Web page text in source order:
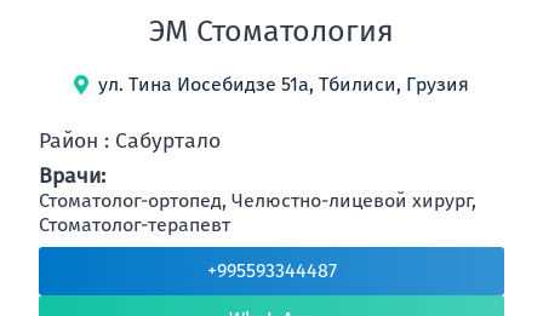
ЭМ Стоматология
ул. Тина Иосебидзе 51а, Тбилиси, Грузия
Район : Сабуртало
Врачи:
Стоматолог-ортопед, Челюстно-лицевой хирург,
Стоматолог-терапевт
+995593344487